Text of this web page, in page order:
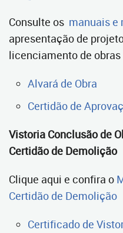
Consulte os manuais e
apresentação de
licenciamento de obras
Alvará de Obra
Certidão de
Vistoria Conclusão de
Certidão de Demolição
Clique aqui e confira o
Certidão de Demolição
Certificado de